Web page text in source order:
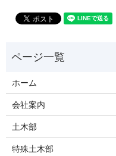
ホーム
会社案内
土木部
特殊土木部